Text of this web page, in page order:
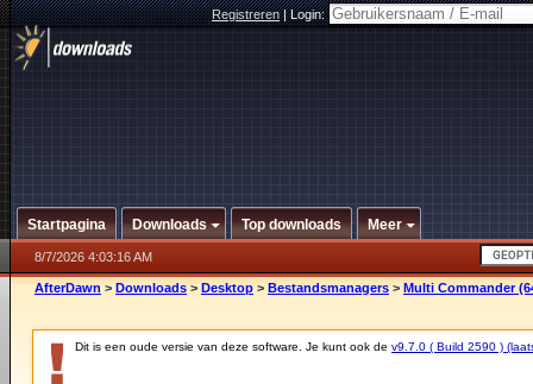
Registreren|Login:
Startpagina Downloads Top downloads Meer
8/7/2026 4:03:16 AM
AfterDawn > Downloads > Desktop > Bestandsmanagers > Multi Commander
Dit is een oude versie van deze software. Je kunt ook de v9.7.0 ( Build 2590 )